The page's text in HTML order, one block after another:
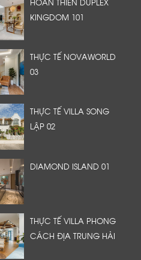
KINGDOM 101
THỰC TẾ NOVAWORLD
03
THỰC TẾ VILLA SONG
LẬP 02
DIAMOND ISLAND 01
THỰC TẾ VILLA PHONG
CÁCH ĐỊA TRUNG HẢI